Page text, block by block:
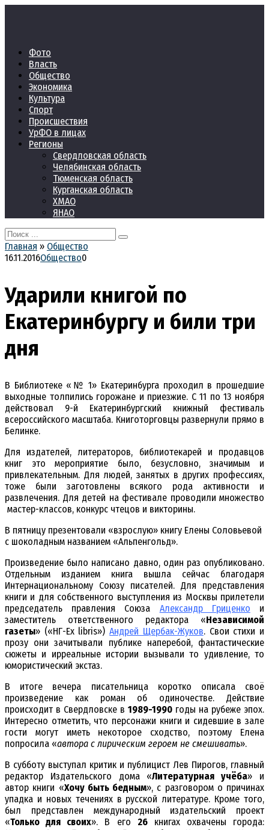
Фото
Власть
Общество
Экономика
Культура
Спорт
Происшествия
УрФО в лицах
Регионы
Свердловская область
Челябинская область
Тюменская область
Курганская область
ХМАО
ЯНАО
Search
for:
Главная » Общество
16.11.2016Общество0
Ударили книгой по
Екатеринбургу и били три
дня
В Библиотеке «№ 1» Екатеринбурга проходил в прошедшие
выходные толпились горожане и приезжие. С 11 по 13 ноября
действовал 9-й Екатеринбургский книжный фестиваль
всероссийского масштаба. Книготорговцы развернули прямо в
Белинке.
Для издателей, литераторов, библиотекарей и продавцов
книг это мероприятие было, безусловно, значимым и
привлекательным. Для людей, занятых в других профессиях,
тоже были заготовлены всякого рода активности и
развлечения. Для детей на фестивале проводили множество
мастер-классов, конкурс чтецов и викторины.
В пятницу презентовали «взрослую» книгу Елены Соловьевой
с шоколадным названием «Альпенгольд».
Произведение было написано давно, один раз опубликовано.
Отдельным изданием книга вышла сейчас благодаря
Интернациональному Союзу писателей. Для представления
книги и для собственного выступления из Москвы прилетели
председатель правления Союза Александр Гриценко и
заместитель ответственного редактора «Независимой
газеты» («НГ-Ex libris»)Андрей Щербак-Жуков. Свои стихи и
прозу они зачитывали публике наперебой, фантастические
сюжеты и ирреальные истории вызывали то удивление, то
юмористический экстаз.
В итоге вечера писательница коротко описала своё
произведение как роман об одиночестве. Действие
происходит в Свердловске в 1989-1990 годы на рубеже эпох.
Интересно отметить, что персонажи книги и сидевшие в зале
гости могут иметь некоторое сходство, поэтому Елена
попросила «автора с лирическим героем не смешивать».
В субботу выступал критик и публицист Лев Пирогов, главный
редактор Издательского дома «Литературная учёба» и
автор книги «Хочу быть бедным», с разговором о причинах
упадка и новых течениях в русской литературе. Кроме того,
был представлен международный издательский проект
«Только для своих». В его 26книгах охвачены города: